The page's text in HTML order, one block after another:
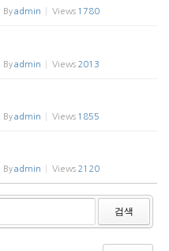
Byadmin Views 1780
Byadmin Views 2013
Byadmin Views 1855
Byadmin Views 2120
검색